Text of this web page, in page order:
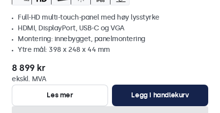
Full-HD multi-touch-panel med høy lysstyrke
HDMI, DisplayPort, USB-C og VGA
Montering: innebygget, panelmontering
Ytre mål: 398 x 248 x 44 mm
8 899 kr
ekskl. MVA
Les mer
Legg i handlekurv